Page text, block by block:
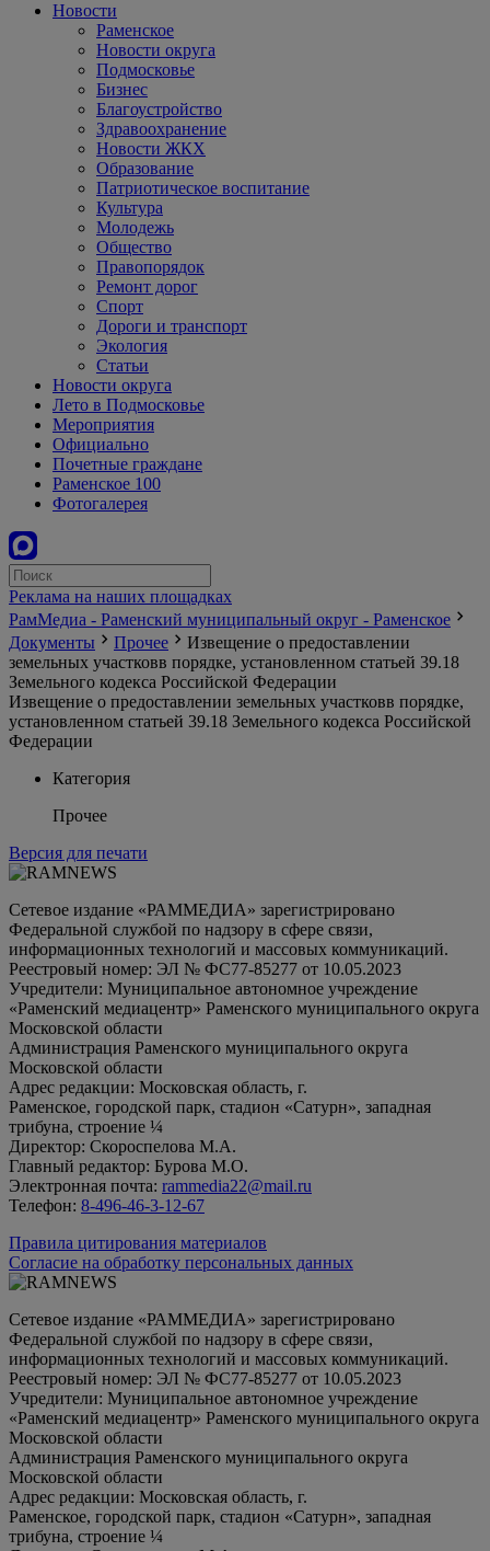
Новости
Раменское
Новости округа
Подмосковье
Бизнес
Благоустройство
Здравоохранение
Новости ЖКХ
Образование
Патриотическое воспитание
Культура
Молодежь
Общество
Правопорядок
Ремонт дорог
Спорт
Дороги и транспорт
Экология
Статьи
Новости округа
Лето в Подмосковье
Мероприятия
Официально
Почетные граждане
Раменское 100
Фотогалерея
Реклама на наших площадках
РамМедиа - Раменский муниципальный округ - Раменское
Документы
Прочее
Извещение о предоставлении
земельных участковв порядке, установленном статьей 39.18
Земельного кодекса Российской Федерации
Извещение о предоставлении земельных участковв порядке,
установленном статьей 39.18 Земельного кодекса Российской
Федерации
Категория
Прочее
Версия для печати
Сетевое издание «РАММЕДИА» зарегистрировано
Федеральной службой по надзору в сфере связи,
информационных технологий и массовых коммуникаций.
Реестровый номер: ЭЛ № ФС77-85277 от 10.05.2023
Учредители: Муниципальное автономное учреждение
«Раменский медиацентр» Раменского муниципального округа
Московской области
Администрация Раменского муниципального округа
Московской области
Адрес редакции: Московская область, г.
Раменское, городской парк, стадион «Сатурн», западная
трибуна, строение ¼
Директор: Скороспелова М.А.
Главный редактор: Бурова М.О.
Электронная почта: rammedia22@mail.ru
Телефон: 8-496-46-3-12-67
Правила цитирования материалов
Согласие на обработку персональных данных
Сетевое издание «РАММЕДИА» зарегистрировано
Федеральной службой по надзору в сфере связи,
информационных технологий и массовых коммуникаций.
Реестровый номер: ЭЛ № ФС77-85277 от 10.05.2023
Учредители: Муниципальное автономное учреждение
«Раменский медиацентр» Раменского муниципального округа
Московской области
Администрация Раменского муниципального округа
Московской области
Адрес редакции: Московская область, г.
Раменское, городской парк, стадион «Сатурн», западная
трибуна, строение ¼